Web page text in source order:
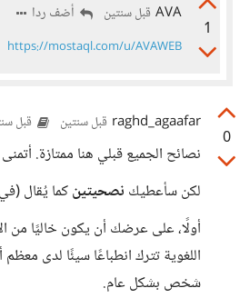
1
AVA قبل سنتين أضف ردا
https://mostaql.com/u/AVAWEB
0
raghd_agaafar قبل سنتين قبل
نصائح الجميع قبلي هنا ممتازة.
لكن سأعطيك نصحيتينكما يُقال
أولًا، على عرضك أن يكون خاليًا من
اللغوية تترك انطباعًا سيئًا لدى
شخص بشكل عام.